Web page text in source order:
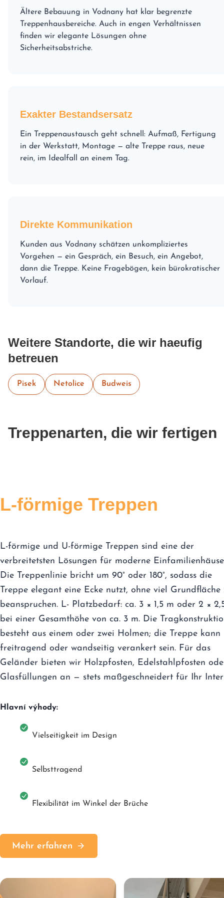
Ältere Bebauung in Vodnany hat klar begrenzte
Treppenhausbereiche. Auch in engen Verhältnissen
finden wir elegante Lösungen ohne
Sicherheitsabstriche.
Exakter Bestandsersatz
Ein Treppenaustausch geht schnell: Aufmaß, Fertigung
in der Werkstatt, Montage — alte Treppe raus, neue
rein, im Idealfall an einem Tag.
Direkte Kommunikation
Kunden aus Vodnany schätzen unkompliziertes
Vorgehen — ein Gespräch, ein Besuch, ein Angebot,
dann die Treppe. Keine Fragebögen, kein bürokratischer
Vorlauf.
Weitere Standorte, die wir haeufig
betreuen
Pisek Netolice Budweis
Treppenarten, die wir fertigen
L-förmige Treppen
L-förmige und U-förmige Treppen sind eine der
verbreitetsten Lösungen für moderne
Die Treppenlinie bricht um 90° oder 180°, sodass die
Treppe elegant eine Ecke nutzt, ohne viel Grundfläche
beanspruchen. L- Platzbedarf: ca. 3 × 1,5 m oder 2 ×
bei einer Gesamthöhe von ca. 3 m. Die
besteht aus einem oder zwei Holmen; die Treppe kann
freitragend oder wandseitig verankert sein. Für das
Geländer bieten wir Holzpfosten, Edelstahlpfosten
Glasfüllungen an — stets maßgeschneidert für Ihr
Hlavní výhody:
Vielseitigkeit im Design
Selbsttragend
Flexibilität im Winkel der Brüche
Mehr erfahren